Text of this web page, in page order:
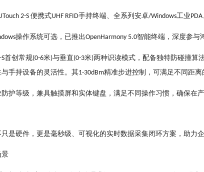
2-S便携式UHF RFID⼿持终端、全系列安卓/Windows⼯业PDA
操作系统可选，已推出OpenHarmony 5.0智能终端，深度参与
⾸创常规(0-6⽶)与垂直(0-3⽶)两种识读模式，配备独特防碰撞算
⼿持设备的灵活性。其1-30dBm精准步进控制，可满⾜不同距离
护等级，兼具触摸屏和实体键盘，满⾜不同操作习惯，确保在
是硬件，更是毫秒级、可视化的实时数据采集闭环⽅案，助⼒
景